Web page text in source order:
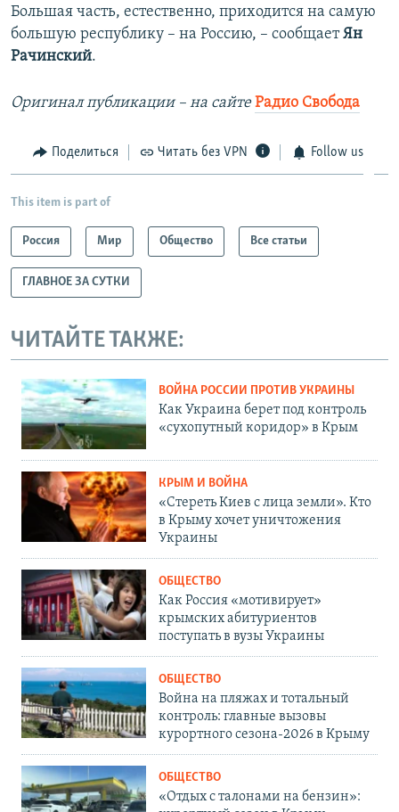
Большая часть, естественно, приходится на самую
большую республику – на Россию, – сообщаетЯн
Рачинский.
Оригинал публикации – на сайте Радио Свобода
Поделиться Читать без VPN Follow us
This item is part of
Россия Мир Общество Все статьи
ГЛАВНОЕ ЗА СУТКИ
ЧИТАЙТЕ ТАКЖЕ:
ВОЙНА РОССИИ ПРОТИВ УКРАИНЫ
Как Украина берет под контроль
«сухопутный коридор» в Крым
КРЫМ И ВОЙНА
«Стереть Киев с лица земли». Кто
в Крыму хочет уничтожения
Украины
ОБЩЕСТВО
Как Россия «мотивирует»
крымских абитуриентов
поступать в вузы Украины
ОБЩЕСТВО
Война на пляжах и тотальный
контроль: главные вызовы
курортного сезона-2026 в Крыму
ОБЩЕСТВО
«Отдых с талонами на бензин»: